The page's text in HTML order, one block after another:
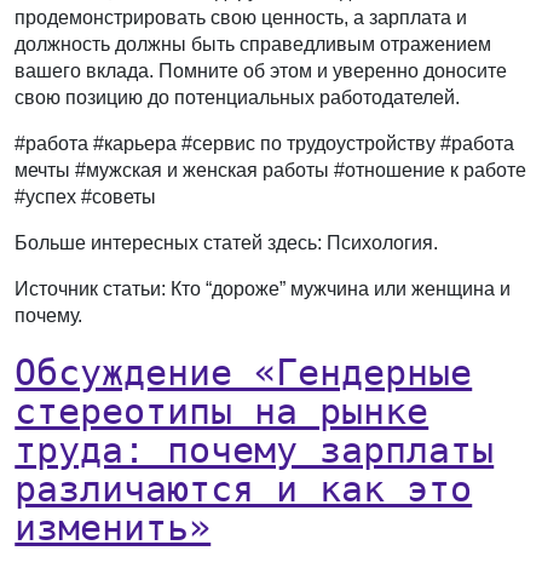
продемонстрировать свою ценность, а зарплата и
должность должны быть справедливым отражением
вашего вклада. Помните об этом и уверенно доносите
свою позицию до потенциальных работодателей.
#работа #карьера #сервис по трудоустройству #работа
мечты #мужская и женская работы #отношение к работе
#успех #советы
Больше интересных статей здесь: Психология.
Источник статьи: Кто “дороже” мужчина или женщина и
почему.
Обсуждение «Гендерные
стереотипы на рынке
труда: почему зарплаты
различаются и как это
изменить»